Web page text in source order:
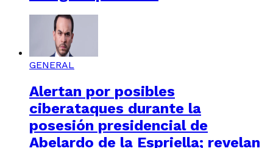
GENERAL
Alertan por posibles
ciberataques durante la
posesión presidencial de
Abelardo de la Espriella; revelan